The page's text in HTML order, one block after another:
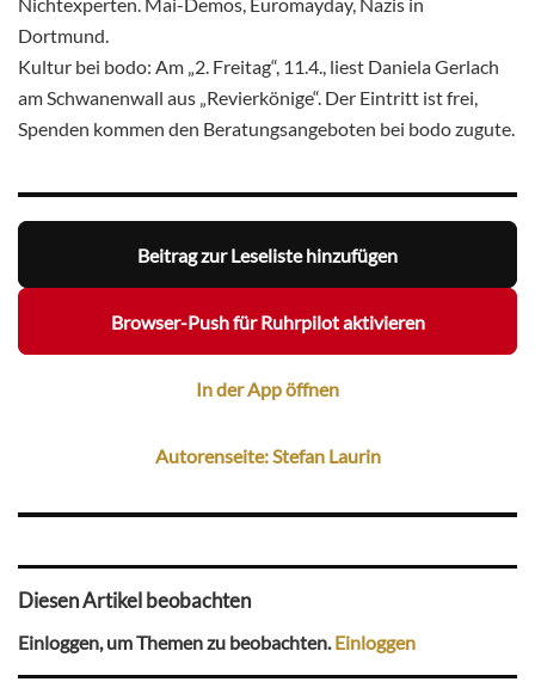
Dortmund.
Kultur bei bodo: Am „2. Freitag“, 11.4., liest Daniela Gerlach
am Schwanenwall aus „Revierkönige“. Der Eintritt ist frei,
Spenden kommen den Beratungsangeboten bei bodo zugute.
Beitrag zur Leseliste hinzufügen
Browser-Push für Ruhrpilot aktivieren
In der App öffnen
Autorenseite: Stefan Laurin
Diesen Artikel beobachten
Einloggen, um Themen zu beobachten.Einloggen